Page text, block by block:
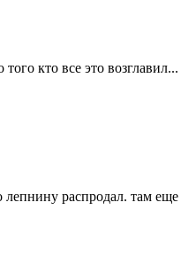
кто все это возглавил...
распродал. там